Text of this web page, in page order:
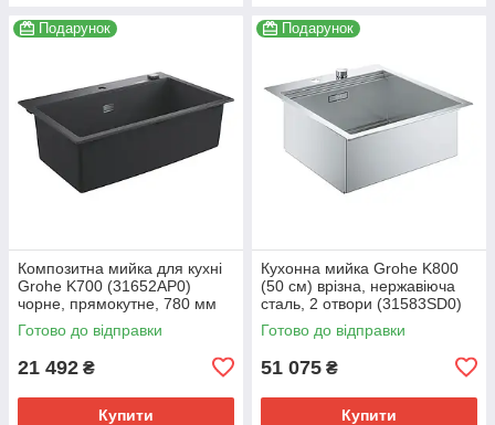
Подарунок
Композитна мийка для кухні
Grohe K700 (31652AP0)
чорне, прямокутне, 780 мм
(31652AP0)
Готово до відправки
21 492 ₴
Купити
Подарунок
Кухонна мийка Grohe K800
(50 см) врізна, нержавіюча
сталь, 2 отвори (31583SD0)
Готово до відправки
51 075 ₴
Купити